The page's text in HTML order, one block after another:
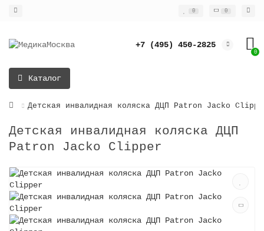
0 0
+7 (495) 450-2825
0
Каталог
Детская инвалидная коляска ДЦП Patron Jacko
Детская инвалидная коляска ДЦП
Patron Jacko Clipper